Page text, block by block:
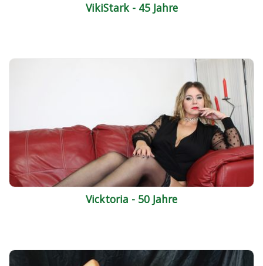
VikiStark - 45 Jahre
Vicktoria - 50 Jahre